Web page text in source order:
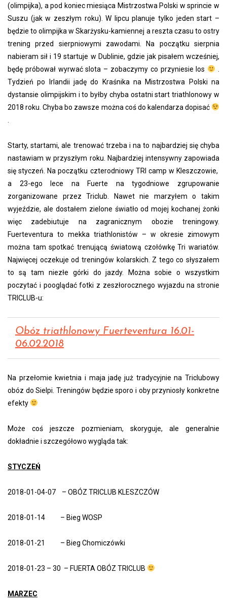
(olimpijka), a pod koniec miesiąca Mistrzostwa Polski w sprincie w
Suszu (jak w zeszłym roku). W lipcu planuje tylko jeden start –
będzie to olimpijka w Skarżysku-kamiennej a reszta czasu to ostry
trening przed sierpniowymi zawodami. Na początku sierpnia
nabieram sił i 19 startuje w Dublinie, gdzie jak pisałem wcześniej,
będę próbował wyrwać slota – zobaczymy co przyniesie los
Tydzień po Irlandii jadę do Kraśnika na Mistrzostwa Polski na
dystansie olimpijskim i to byłby chyba ostatni start triathlonowy w
2018 roku. Chyba bo zawsze można coś do kalendarza dopisać
Starty, startami, ale trenować trzeba i na to najbardziej się chyba
nastawiam w przyszłym roku. Najbardziej intensywny zapowiada
się styczeń. Na początku czterodniowy TRI camp w Kleszczowie,
a 23-ego lece na Fuerte na tygodniowe zgrupowanie
zorganizowane przez Triclub. Nawet nie marzyłem o takim
wyjeździe, ale dostałem zielone światło od mojej kochanej żonki
więc zadebiutuje na zagranicznym obozie treningowy.
Fuerteventura to mekka triathlonistów – w okresie zimowym
można tam spotkać trenującą światową czołówkę Tri wariatów.
Najwięcej oczekuje od treningów kolarskich. Z tego co słyszałem
to są tam niezłe górki do jazdy. Można sobie o wszystkim
poczytać i pooglądać fotki z zeszłorocznego wyjazdu na stronie
TRICLUB-u:
Obóz triathlonowy Fuerteventura 16.01-
06.02.2018
Na przełomie kwietnia i maja jadę już tradycyjnie na Triclubowy
obóz do Sielpi. Treningów będzie sporo i oby przyniosły konkretne
efekty
Może coś jeszcze pozmieniam, skoryguje, ale generalnie
dokładnie i szczegółowo wygląda tak:
STYCZEŃ
2018-01-04-07 – OBÓZ TRICLUB KLESZCZÓW
2018-01-14 – Bieg WOSP
2018-01-21 – Bieg Chomiczówki
2018-01-23 – 30 – FUERTA OBÓZ TRICLUB
MARZEC